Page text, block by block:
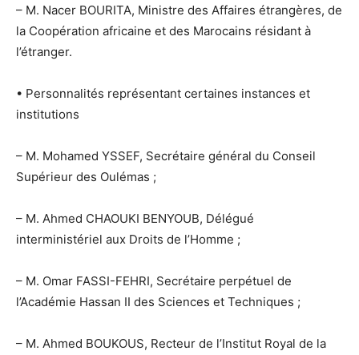
– M. Nacer BOURITA, Ministre des Affaires étrangères, de
la Coopération africaine et des Marocains résidant à
l’étranger.
• Personnalités représentant certaines instances et
institutions
– M. Mohamed YSSEF, Secrétaire général du Conseil
Supérieur des Oulémas ;
– M. Ahmed CHAOUKI BENYOUB, Délégué
interministériel aux Droits de l’Homme ;
– M. Omar FASSI-FEHRI, Secrétaire perpétuel de
l’Académie Hassan II des Sciences et Techniques ;
– M. Ahmed BOUKOUS, Recteur de l’Institut Royal de la